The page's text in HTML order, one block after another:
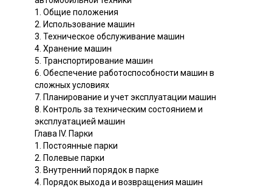
1. Общие положения
2. Использование машин
3. Техническое обслуживание машин
4. Хранение машин
5. Транспортирование машин
6. Обеспечение работоспособности машин в
сложных условиях
7. Планирование и учет эксплуатации машин
8. Контроль за техническим состоянием и
эксплуатацией машин
Глава IV. Парки
1. Постоянные парки
2. Полевые парки
3. Внутренний порядок в парке
4. Порядок выхода и возвращения машин